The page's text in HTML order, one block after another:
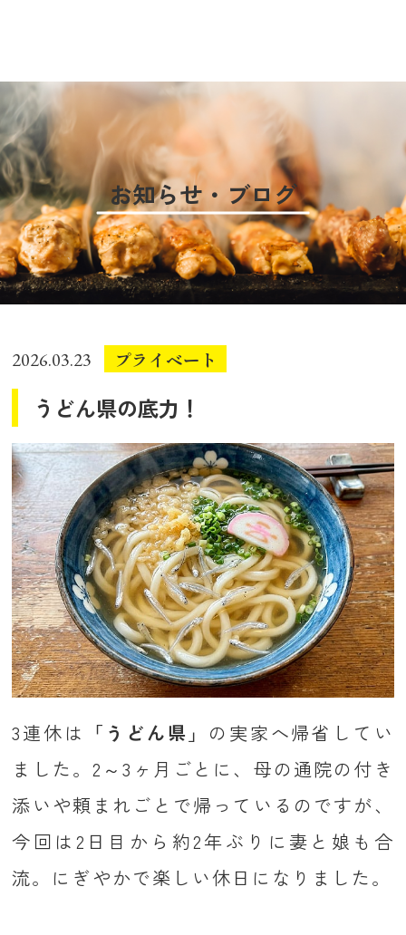
お知らせ・ブログ
2026.03.23 プライベート
うどん県の底力！
3連休は 「うどん県」 の実家へ帰省してい
ました。2～3ヶ月ごとに、母の通院の付き
添いや頼まれごとで帰っているのですが、
今回は2日目から約2年ぶりに妻と娘も合
流。にぎやかで楽しい休日になりました。